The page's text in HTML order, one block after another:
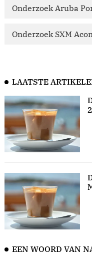
Onderzoek Aruba
Onderzoek SXM
LAATSTE
EEN WOORD VAN